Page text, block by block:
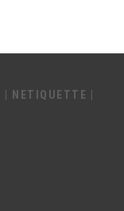
NETIQUETTE